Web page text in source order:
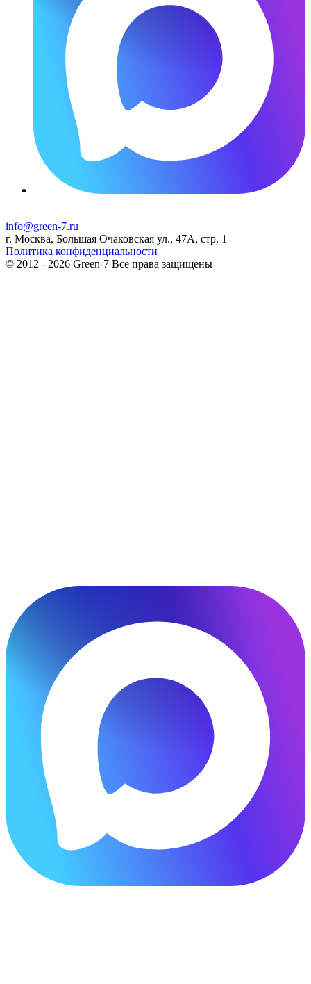
info@green-7.ru
г. Москва, Большая Очаковская ул., 47А, стр. 1
Политика конфиденциальности
© 2012 - 2026 Green-7 Все права защищены